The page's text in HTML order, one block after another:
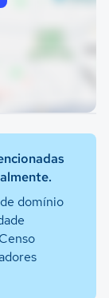
domínio